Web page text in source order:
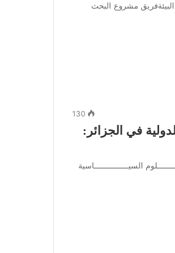
مشروع البحث
130
في الجزائر:
السيــــــــــــــاسية